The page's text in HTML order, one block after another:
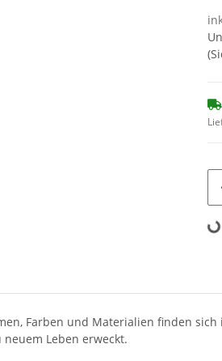
Loading...
Farben und Materialien finden
Leben erweckt.